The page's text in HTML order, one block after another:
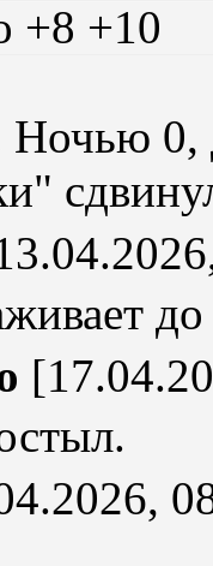
+8 +10
Ночью 0,